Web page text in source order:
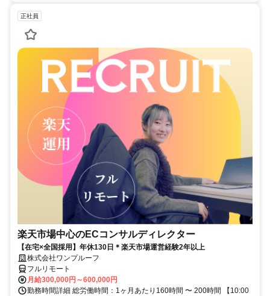
正社員
楽天市場中心のECコンサルディレクター
【在宅×全国採用】年休130日＊楽天市場運営経験2年以上
株式会社ワンプルーフ
フルリモート
月給300,000円～600,000円
勤務時間詳細 総労働時間：1ヶ月あたり160時間 〜 200時間 【10:00